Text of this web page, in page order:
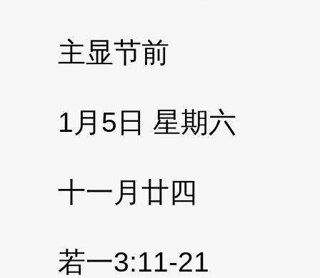
主显节前
1月5日 星期六
十一月廿四
若一3:11-21